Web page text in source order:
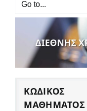
Go to...
ΚΩΔΙΚΟΣ
ΜΑΘΗΜΑΤΟΣ